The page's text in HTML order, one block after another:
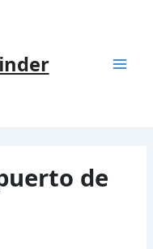
de